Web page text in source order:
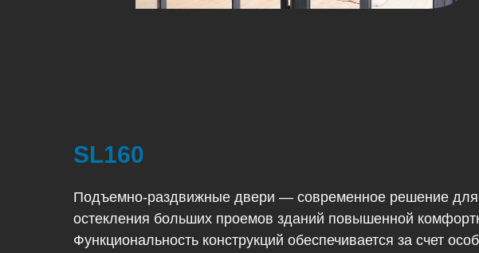
SL160
Подъемно-раздвижные двери — современное решение для
остекления больших проемов зданий повышенной
Функциональность конструкций обеспечивается за счет